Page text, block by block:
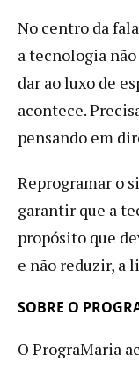
No centro da
a tecnologia
dar ao luxo de
acontece.
pensando em
Reprogramar o
garantir que a
propósito que
e não reduzir, a
SOBRE O
O PrograMaria